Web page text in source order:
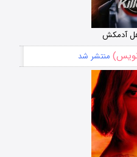
آدمکش
منتشر شد